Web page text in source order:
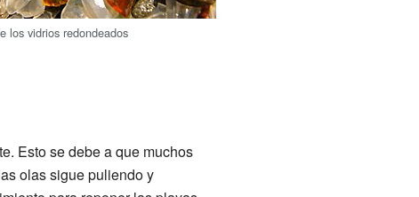
los vidrios redondeados
Esto se debe a que muchos
olas sigue puliendo y